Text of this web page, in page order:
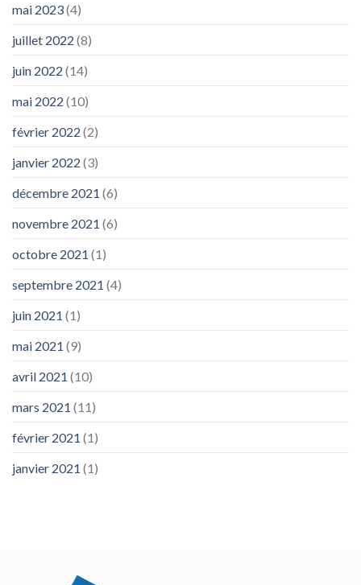
mai 2023(4)
juillet 2022 (8)
juin 2022 (14)
mai 2022 (10)
février 2022 (2)
janvier 2022 (3)
décembre 2021 (6)
novembre 2021 (6)
octobre 2021 (1)
septembre 2021 (4)
juin 2021 (1)
mai 2021 (9)
avril 2021 (10)
mars 2021 (11)
février 2021 (1)
janvier 2021 (1)